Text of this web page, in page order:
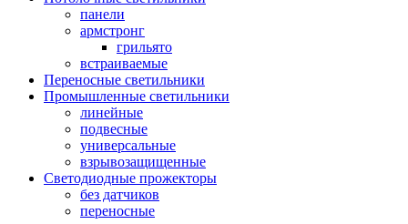
панели
армстронг
грильято
встраиваемые
Переносные светильники
Промышленные светильники
линейные
подвесные
универсальные
взрывозащищенные
Светодиодные прожекторы
без датчиков
переносные